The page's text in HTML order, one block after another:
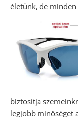
életünk, de
biztosítja
legjobb minőséget